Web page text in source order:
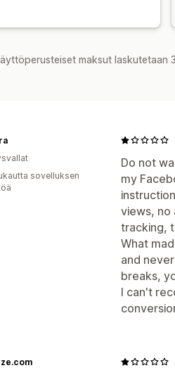
maksut laskutetaan
Do not
my
views, no
tracking,
What
and
breaks,
I can't
sovelluksen